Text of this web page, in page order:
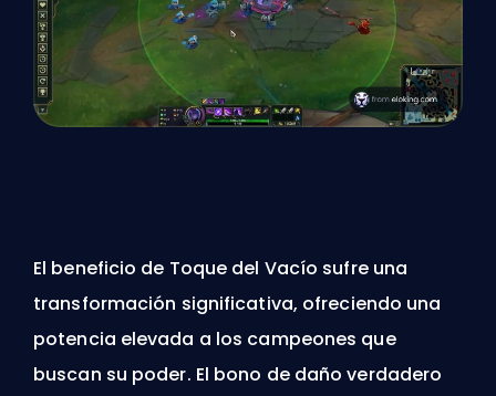
El beneficio de Toque del Vacío sufre una
transformación significativa, ofreciendo una
potencia elevada a los campeones que
buscan su poder. El bono de daño verdadero